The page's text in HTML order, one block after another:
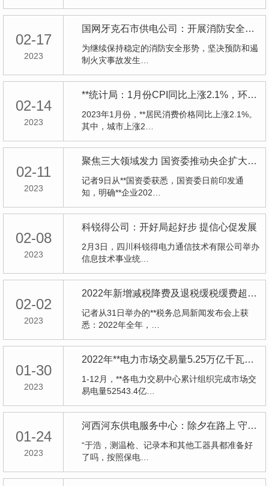
02-17
2023
国网牙克石市供电公司：开展消防安全专项检查
为继续保持稳定的消防安全形势，坚决预防和遏
制火灾事故发生…
02-14
2023
**统计局：1月份CPI同比上涨2.1%，环比上涨0.8%
2023年1月份，**居民消费价格同比上涨2.1%。
其中，城市上涨2…
02-11
2023
聚焦三大领域发力 国资委推动央企扩大有效投资
记者9日从**国资委获悉，国资委日前印发通
知，明确**企业202…
02-08
2023
科锐得公司：开好局起好步 提信心促发展
2月3日，四川科锐得电力通信技术有限公司举办
信息技术事业统…
02-02
2023
2022年新增减税降费及退税缓税缓费超4.2万亿元
记者从31日举办的**税务总局新闻发布会上获
悉：2022年全年，…
01-30
2023
2022年**电力市场交易量5.25万亿千瓦时 同比增长39%
1-12月，**各电力交易中心累计组织完成市场交
易电量52543.4亿…
01-24
2023
河西河东供电服务中心：除夕在路上 守护万家灯火
“于浩，测温枪、记录本和其他工器具都准备好
了吗，按照保电…